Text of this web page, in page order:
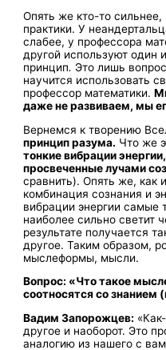
Опять же кто-то сильнее,
практики. У
слабее, у профессора
другой используют один
принцип. Это лишь
научится использовать
профессор математики.
даже не развиваем, мы
Вернемся к творению
принцип разума. Что же
тонкие вибрации
просвеченные лучами
сравнить). Опять же, как
комбинация сознания и
вибрации энергии самые
наиболее сильно светит
результате получается
другое. Таким образом,
мыслеформы, мысли.
Вопрос: «Что такое
соотносятся со знанием
Вадим Запорожцев:
другое и наоборот. Это
аналогию из нашего с